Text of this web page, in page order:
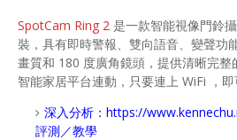
SpotCam Ring 2 是一款智能視像門鈴
裝，具有即時警報、雙向語音、變聲功
畫質和 180 度廣角鏡頭，提供清晰完整
智能家居平台連動，只要連上 WiFi ，即
深入分析： https://
評測／教學